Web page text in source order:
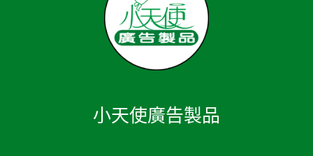
小天使廣告製品